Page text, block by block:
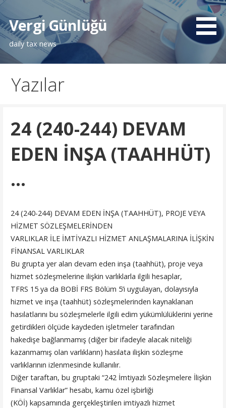
İçeriğe
atlaVergi Günlüğü
daily tax news
Yazılar
24 (240-244) DEVAM
EDEN İNŞA (TAAHHÜT)
…
24 (240-244) DEVAM EDEN İNŞA (TAAHHÜT), PROJE VEYA
HİZMET SÖZLEŞMELERİNDEN
VARLIKLAR İLE İMTİYAZLI HİZMET ANLAŞMALARINA İLİŞKİN
FİNANSAL VARLIKLAR
Bu grupta yer alan devam eden inşa (taahhüt), proje veya
hizmet sözleşmelerine ilişkin varlıklarla ilgili hesaplar,
TFRS 15 ya da BOBİ FRS Bölüm 5’i uygulayan, dolayısıyla
hizmet ve inşa (taahhüt) sözleşmelerinden kaynaklanan
hasılatlarını bu sözleşmelerle ilgili edim yükümlülüklerini yerine
getirdikleri ölçüde kaydeden işletmeler tarafından
hakedişe bağlanmamış (diğer bir ifadeyle alacak niteliği
kazanmamış olan varlıkların) hasılata ilişkin sözleşme
varlıklarının izlenmesinde kullanılır.
Diğer taraftan, bu gruptaki “242 İmtiyazlı Sözleşmelere İlişkin
Finansal Varlıklar” hesabı, kamu özel işbirliği
(KÖİ) kapsamında gerçekleştirilen imtiyazlı hizmet